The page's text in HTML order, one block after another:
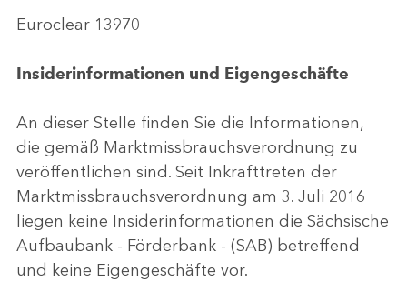
Euroclear 13970
Insiderinformationen und Eigengeschäfte
An dieser Stelle finden Sie die Informationen,
die gemäß Marktmissbrauchsverordnung zu
veröffentlichen sind. Seit Inkrafttreten der
Marktmissbrauchsverordnung am 3. Juli 2016
liegen keine Insiderinformationen die Sächsische
Aufbaubank - Förderbank - (SAB) betreffend
und keine Eigengeschäfte vor.